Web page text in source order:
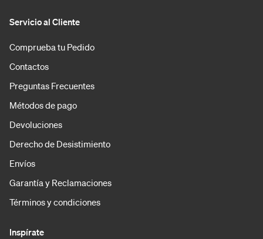
Servicio al Cliente
Comprueba tu Pedido
Contactos
Preguntas Frecuentes
Métodos de pago
Devoluciones
Derecho de Desistimiento
Envíos
Garantía y Reclamaciones
Términos y condiciones
Inspírate